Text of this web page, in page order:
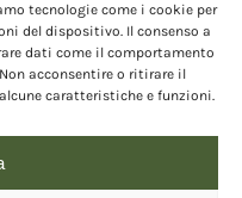
tecnologie come i cookie per
del dispositivo. Il consenso a
dati come il comportamento
acconsentire o ritirare il
caratteristiche e funzioni.